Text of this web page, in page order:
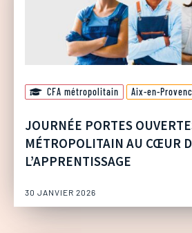
CFA métropolitain Aix-en-
JOURNÉE PORTES
MÉTROPOLITAIN AU CŒUR
L’APPRENTISSAGE
30 JANVIER 2026